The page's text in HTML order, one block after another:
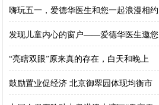
嗨玩五一，爱德华医生和您一起浪漫相约
发现儿童内心的窗户——爱德华医生邀您
“亮瞎双眼”原来真的存在，白天和晚上
鼓励置业促经济 北京御翠园体现均衡市